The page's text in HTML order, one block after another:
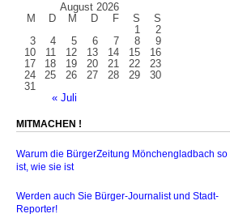
August 2026
M
D M D F S S
« Juli
1
2
3
4 5 6 7 8
9
10
11 12 13 14 15
16
17
18 19 20 21 22
23
24
25 26 27 28 29
30
31
MITMACHEN !
Warum die BürgerZeitung Mönchengladbach so
ist, wie sie ist
Werden auch Sie Bürger-Journalist und Stadt-
Reporter!